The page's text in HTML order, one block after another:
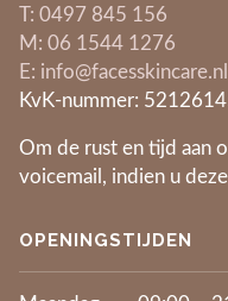
​T: 0497 845 156
​M: 06 1544 1276
E: info@facesskincare.nl
KvK-nummer:
Om de rust en tijd aan
voicemail, indien u
OPENINGSTIJDEN